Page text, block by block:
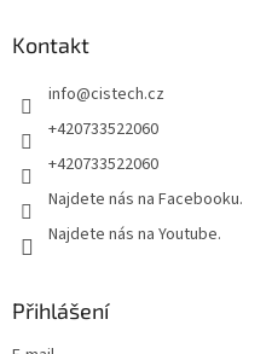
Kontakt
info@cistech.cz
+420733522060
+420733522060
Najdete nás na Facebooku.
Najdete nás na Youtube.
Přihlášení